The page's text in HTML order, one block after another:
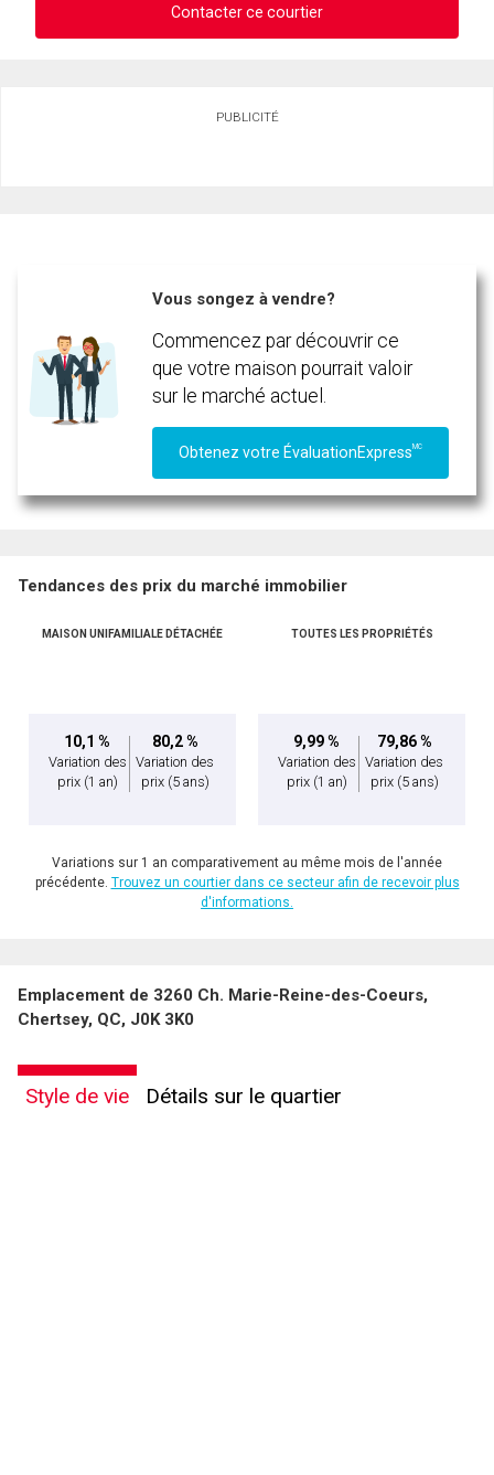
Contacter ce courtier
PUBLICITÉ
Vous songez à vendre?
Commencez par découvrir ce
que votre maison pourrait valoir
sur le marché actuel.
Obtenez votre ÉvaluationExpressMC
Tendances des prix du marché immobilier
MAISON UNIFAMILIALE DÉTACHÉE
10,1 %
Variation des
prix (1 an)
80,2 %
Variation des
prix (5 ans)
TOUTES LES PROPRIÉTÉS
9,99 %
Variation des
prix (1 an)
79,86 %
Variation des
prix (5 ans)
Variations sur 1 an comparativement au même mois de l'année
précédente. Trouvez un courtier dans ce secteur afin de recevoir plus
d'informations.
Emplacement de 3260 Ch. Marie-Reine-des-Coeurs,
Chertsey, QC, J0K 3K0
Style de vie Détails sur le quartier